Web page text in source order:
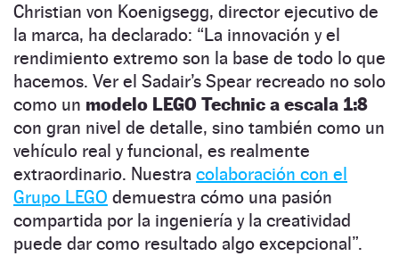
Christian von Koenigsegg, director ejecutivo de
la marca, ha declarado: “La innovación y el
rendimiento extremo son la base de todo lo que
hacemos. Ver el Sadair’s Spear recreado no solo
como un modelo LEGO Technic a escala 1:8
con gran nivel de detalle, sino también como un
vehículo real y funcional, es realmente
extraordinario. Nuestra colaboración con el
Grupo LEGO demuestra cómo una pasión
compartida por la ingeniería y la creatividad
puede dar como resultado algo excepcional”.